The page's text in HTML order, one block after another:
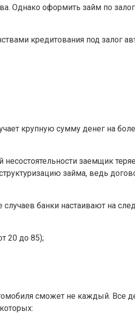
Однако оформить займ по
кредитования под залог
крупную сумму денег на
несостоятельности заемщик
займа, ведь
банки настаивают на
20 до 85);
сможет не каждый. Все